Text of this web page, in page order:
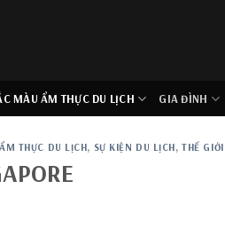
MÀU ẨM THỰC DU LỊCH GIA ĐÌNH
THỰC DU LỊCH, SỰ KIỆN DU LỊCH,THẾ